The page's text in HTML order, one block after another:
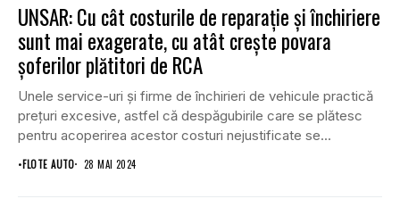
UNSAR: Cu cât costurile de reparație și închiriere
sunt mai exagerate, cu atât crește povara
șoferilor plătitori de RCA
Unele service-uri și firme de închirieri de vehicule practică
prețuri excesive, astfel că despăgubirile care se plătesc
pentru acoperirea acestor costuri nejustificate se...
•FLOTE AUTO 28 MAI 2024